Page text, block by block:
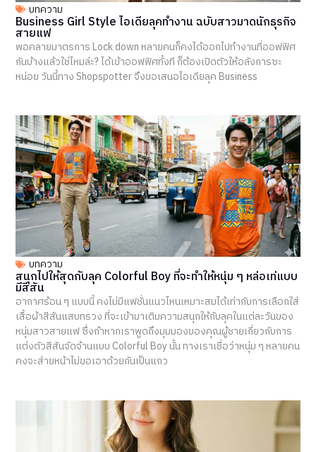
บทความ
Business Girl Style ไอเดียลุคทำงาน ฉบับสาวมาดนักธุรกิจ
สายแฟ
พอคลายมาตรการ Lock down หลายคนก็คงได้ออกไปทำงานที่ออฟฟิศ
กันบ้างแล้วใช่ไหมล่ะ? ได้เข้าออฟฟิศทั้งที ก็ต้องเปิดตัวให้อลังการซะ
หน่อย วันนี้ทาง Shopspotter จึงขอเสนอไอเดียลุค Business
บทความ
สนุกไปให้สุดกับลุค Colorful Boy ที่จะทำให้หนุ่ม ๆ หล่อเท่แบบ
มีสีสัน
อากาศร้อน ๆ แบบนี้ คงไม่มีแฟชั่นแนวไหนเหมาะสมได้เท่ากับการเลือกใส่
เสื้อผ้าสีสันแสบทรวง ที่จะเข้ามาเติมความสนุกให้กับลุคในแต่ละวันของ
หนุ่มสาวสายแฟ ซึ่งถ้าหากเราพูดถึงมุมมองของคุณผู้ชายเกี่ยวกับการ
แต่งตัวสีสันจัดจ้านแบบ Colorful Boy นั้น ทางเราเชื่อว่าหนุ่ม ๆ หลายคน
คงจะส่ายหน้าไม่ขอเอาด้วยกันเป็นแถว